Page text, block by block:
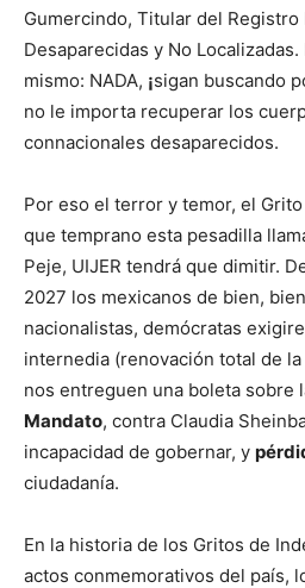
Gumercindo, Titular del Registro
Desaparecidas y No
mismo: NADA, ¡sigan buscando
no le importa recuperar los
connacionales desaparecidos.
Por eso el terror y temor, el
que temprano esta pesadilla
Peje, UIJER tendrá que dimitir.
2027 los mexicanos de bien,
nacionalistas, demócratas
internedia (renovación total de
nos entreguen una boleta sobre
Mandato, contra Claudia
incapacidad de gobernar, y
ciudadanía.
En la historia de los Gritos de
actos conmemorativos del país,